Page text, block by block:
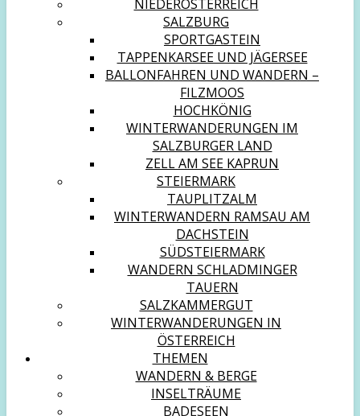
NIEDERÖSTERREICH
SALZBURG
SPORTGASTEIN
TAPPENKARSEE UND JÄGERSEE
BALLONFAHREN UND WANDERN –
FILZMOOS
HOCHKÖNIG
WINTERWANDERUNGEN IM
SALZBURGER LAND
ZELL AM SEE KAPRUN
STEIERMARK
TAUPLITZALM
WINTERWANDERN RAMSAU AM
DACHSTEIN
SÜDSTEIERMARK
WANDERN SCHLADMINGER
TAUERN
SALZKAMMERGUT
WINTERWANDERUNGEN IN
ÖSTERREICH
THEMEN
WANDERN & BERGE
INSELTRÄUME
BADESEEN